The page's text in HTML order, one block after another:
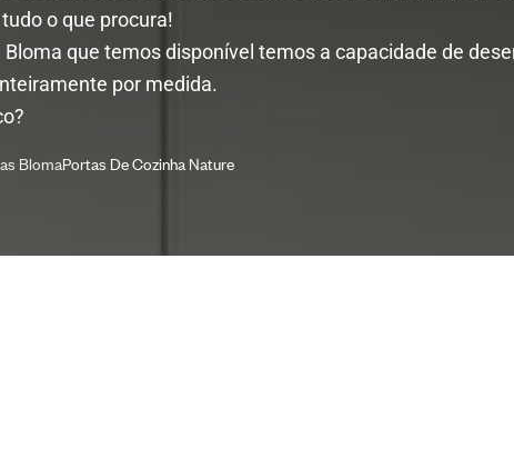
o que procura!
que temos disponível temos a capacidade de
por medida.
BlomaPortas De Cozinha Nature